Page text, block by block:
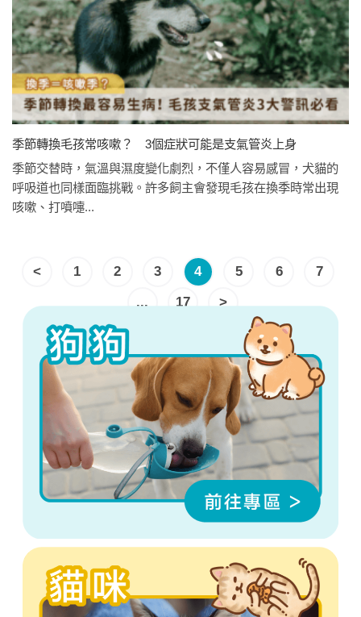
季節轉換毛孩常咳嗽？ 3個症狀可能是支氣管炎上身
季節交替時，氣溫與濕度變化劇烈，不僅人容易感冒，犬貓的
呼吸道也同樣面臨挑戰。許多飼主會發現毛孩在換季時常出現
咳嗽、打噴嚏...
< 1 2 3 4 5 6
7
...
17 >